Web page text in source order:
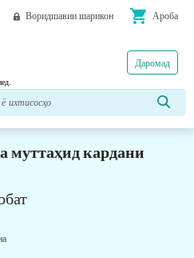
Воридшавии шарикон shopping_cart Ароба
Даромад
муттаҳид кардани